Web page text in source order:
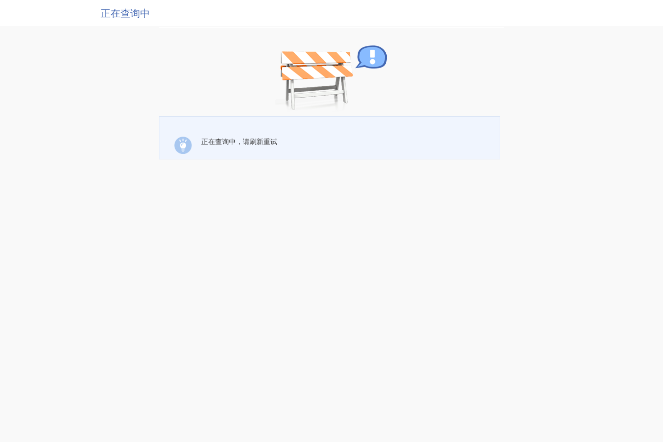
正在查询中
正在查询中，请刷新重试